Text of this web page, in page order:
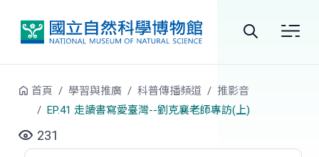
站
搜
首頁 學習與推廣 科普傳播頻道
推影音
EP.41 走讀書寫愛臺灣--劉克襄老師專訪(上)
231